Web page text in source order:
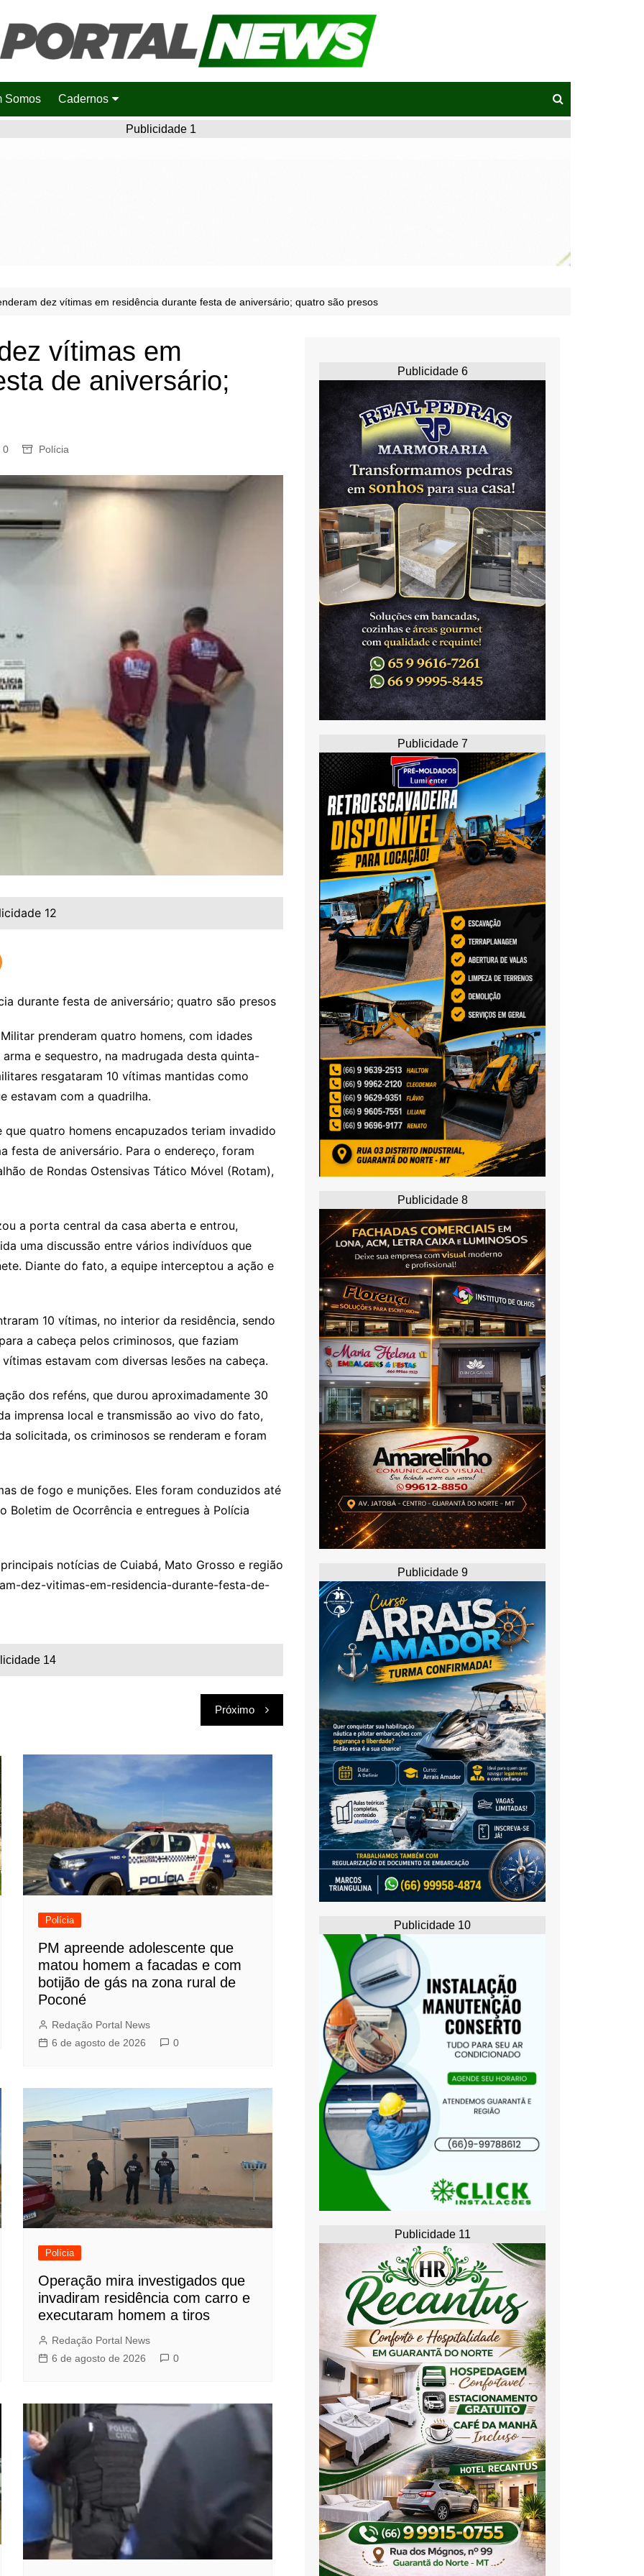
Somos Cadernos
Publicidade 1
dez vítimas em residência durante festa de aniversário; quatro são presos
vítimas em
de aniversário;
0 Polícia
12
prenderam quatro homens, com idades
e sequestro, na madrugada desta quinta-
resgataram 10 vítimas mantidas como
estavam com a quadrilha.
quatro homens encapuzados teriam invadido
festa de aniversário. Para o endereço, foram
de Rondas Ostensivas Tático Móvel (Rotam),
a porta central da casa aberta e entrou,
uma discussão entre vários indivíduos que
Diante do fato, a equipe interceptou a ação e
10 vítimas, no interior da residência, sendo
a cabeça pelos criminosos, que faziam
estavam com diversas lesões na cabeça.
dos reféns, que durou aproximadamente 30
imprensa local e transmissão ao vivo do fato,
solicitada, os criminosos se renderam e foram
de fogo e munições. Eles foram conduzidos até
Boletim de Ocorrência e entregues à Polícia
notícias de Cuiabá, Mato Grosso e região
dez-vitimas-em-residencia-durante-festa-de-
14
Próximo
Polícia
PM apreende adolescente que
matou homem a facadas e com
botijão de gás na zona rural de
Poconé
Redação Portal News
6 de agosto de 2026
0
Polícia
Operação mira investigados que
invadiram residência com carro e
executaram homem a tiros
Redação Portal News
6 de agosto de 2026
0
Publicidade 6
Publicidade 7
Publicidade 8
Publicidade 9
Publicidade 10
Publicidade 11